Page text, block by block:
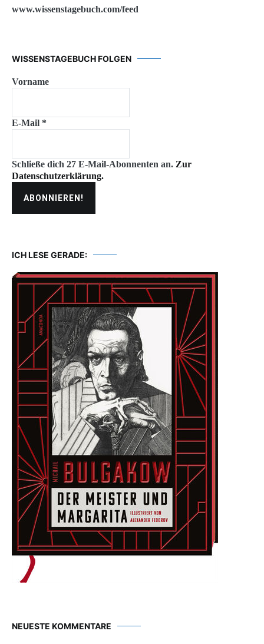
www.wissenstagebuch.com/feed
WISSENSTAGEBUCH FOLGEN
Vorname
E-Mail *
Schließe dich 27 E-Mail-Abonnenten an. Zur
Datenschutzerklärung.
ICH LESE GERADE:
NEUESTE KOMMENTARE